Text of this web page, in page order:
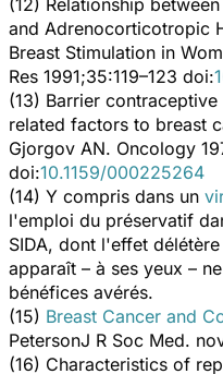
and Adrenocorticotropic
Breast Stimulation in
Res 1991;35:119–123 doi:
(13) Barrier
related factors to breast
Gjorgov AN. Oncology
doi:10.1159/000225264
(14) Y compris dans un
l'emploi du préservatif
SIDA, dont l'effet
apparaît – à ses yeux –
bénéfices avérés.
(15) Breast Cancer and
PetersonJ R Soc Med.
(16) Characteristics of